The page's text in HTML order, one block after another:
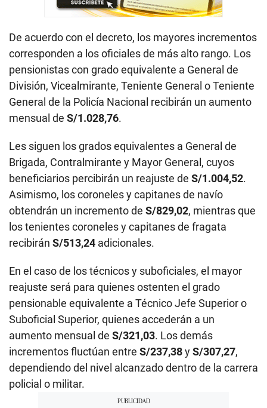
De acuerdo con el decreto, los mayores incrementos
corresponden a los oficiales de más alto rango. Los
pensionistas con grado equivalente a General de
División, Vicealmirante, Teniente General o Teniente
General de la Policía Nacional recibirán un aumento
mensual de S/1.028,76.
Les siguen los grados equivalentes a General de
Brigada, Contralmirante y Mayor General, cuyos
beneficiarios percibirán un reajuste de S/1.004,52.
Asimismo, los coroneles y capitanes de navío
obtendrán un incremento de S/829,02, mientras que
los tenientes coroneles y capitanes de fragata
recibirán S/513,24 adicionales.
En el caso de los técnicos y suboficiales, el mayor
reajuste será para quienes ostenten el grado
pensionable equivalente a Técnico Jefe Superior o
Suboficial Superior, quienes accederán a un
aumento mensual de S/321,03. Los demás
incrementos fluctúan entre S/237,38yS/307,27,
dependiendo del nivel alcanzado dentro de la carrera
policial o militar.